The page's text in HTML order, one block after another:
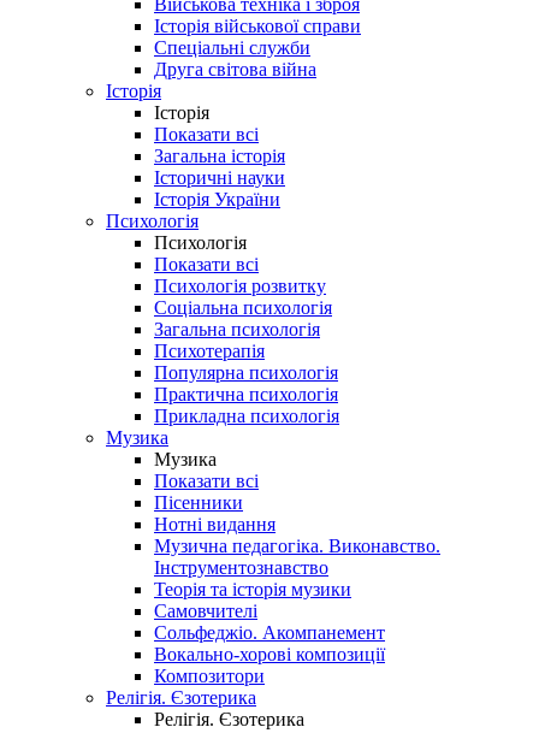
Військова техніка і зброя
Історія військової справи
Спеціальні служби
Друга світова війна
Історія
Історія
Показати всі
Загальна історія
Історичні науки
Історія України
Психологія
Психологія
Показати всі
Психологія розвитку
Соціальна психологія
Загальна психологія
Психотерапія
Популярна психологія
Практична психологія
Прикладна психологія
Музика
Музика
Показати всі
Пісенники
Нотні видання
Музична педагогіка. Виконавство.
Інструментознавство
Теорія та історія музики
Самовчителі
Сольфеджіо. Акомпанемент
Вокально-хорові композиції
Композитори
Релігія. Єзотерика
Релігія. Єзотерика